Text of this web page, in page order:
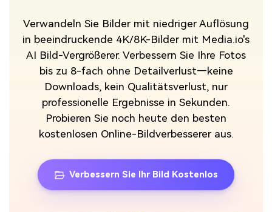
Verwandeln Sie Bilder mit niedriger Auflösung
in beeindruckende 4K/8K-Bilder mit Media.io's
AI Bild-Vergrößerer. Verbessern Sie Ihre Fotos
bis zu 8-fach ohne Detailverlust—keine
Downloads, kein Qualitätsverlust, nur
professionelle Ergebnisse in Sekunden.
Probieren Sie noch heute den besten
kostenlosen Online-Bildverbesserer aus.
Verbessern Sie Ihr Bild Kostenlos